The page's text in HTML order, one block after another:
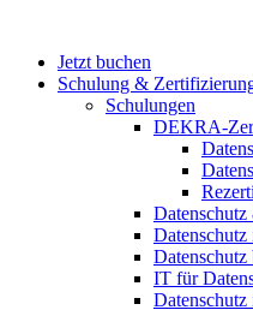
Jetzt buchen
Schulung &
Schulungen
DEKRA-
Datenschutz
IT für